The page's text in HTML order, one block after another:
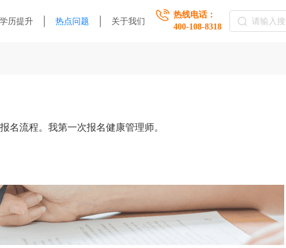
学历提升 热点问题 关于我们
热线电话：
400-108-8318
名流程。我第一次报名健康管理师。